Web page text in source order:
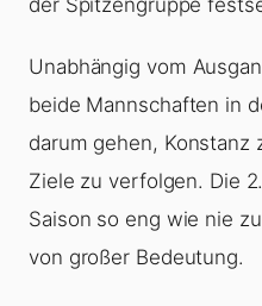
der Spitzengruppe
Unabhängig vom
beide Mannschaften in
darum gehen, Konstanz
Ziele zu verfolgen. Die
Saison so eng wie nie
von großer Bedeutung.